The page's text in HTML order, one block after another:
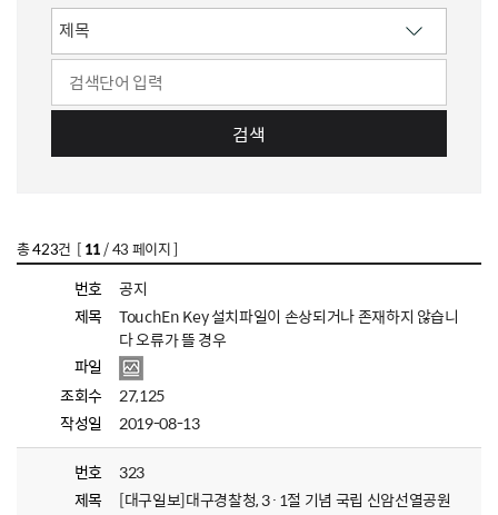
검색
총423건 [ 11/ 43 페이지 ]
번호
공지
제목
TouchEn Key 설치파일이 손상되거나 존재하지 않습니
다 오류가 뜰 경우
파일
조회수
27,125
작성일
2019-08-13
번호
323
제목
[대구일보]대구경찰청, 3·1절 기념 국립 신암선열공원